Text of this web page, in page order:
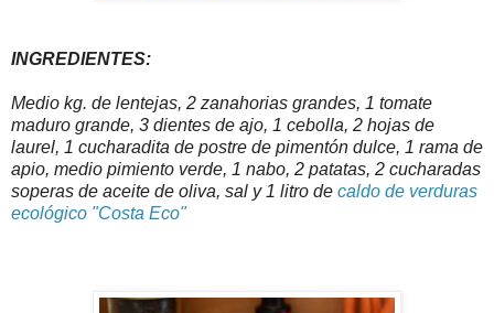
INGREDIENTES:
Medio kg. de lentejas, 2 zanahorias grandes, 1 tomate
maduro grande, 3 dientes de ajo, 1 cebolla, 2 hojas de
laurel, 1 cucharadita de postre de pimentón dulce, 1 rama de
apio, medio pimiento verde, 1 nabo, 2 patatas, 2 cucharadas
soperas de aceite de oliva, sal y 1 litro de caldo de verduras
ecológico "Costa Eco"